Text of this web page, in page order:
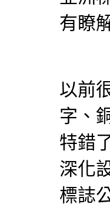
有瞭
以前
字、
特錯
深化
標誌